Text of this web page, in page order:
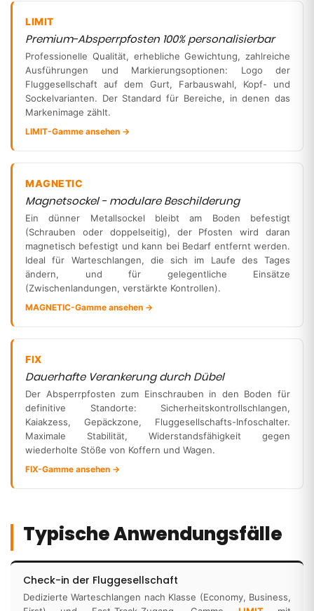
LIMIT
Premium-Absperrpfosten 100% personalisierbar
Professionelle Qualität, erhebliche Gewichtung, zahlreiche
Ausführungen und Markierungsoptionen: Logo der
Fluggesellschaft auf dem Gurt, Farbauswahl, Kopf- und
Sockelvarianten. Der Standard für Bereiche, in denen das
Markenimage zählt.
LIMIT-Gamme ansehen →
MAGNETIC
Magnetsockel - modulare Beschilderung
Ein dünner Metallsockel bleibt am Boden befestigt
(Schrauben oder doppelseitig), der Pfosten wird daran
magnetisch befestigt und kann bei Bedarf entfernt werden.
Ideal für Warteschlangen, die sich im Laufe des Tages
ändern, und für gelegentliche Einsätze
(Zwischenlandungen, verstärkte Kontrollen).
MAGNETIC-Gamme ansehen →
FIX
Dauerhafte Verankerung durch Dübel
Der Absperrpfosten zum Einschrauben in den Boden für
definitive Standorte: Sicherheitskontrollschlangen,
Kaiakzess, Gepäckzone, Fluggesellschafts-Infoschalter.
Maximale Stabilität, Widerstandsfähigkeit gegen
wiederholte Stöße von Koffern und Wagen.
FIX-Gamme ansehen →
Typische Anwendungsfälle
Check-in der Fluggesellschaft
Dedizierte Warteschlangen nach Klasse (Economy, Business,